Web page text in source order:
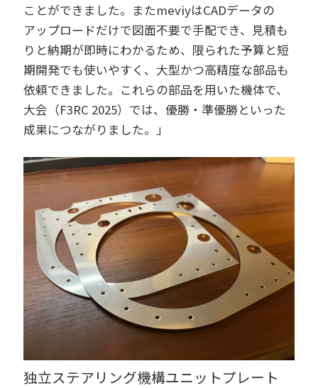
ことができました。またmeviyはCADデータの
アップロードだけで図面不要で手配でき、見積も
りと納期が即時にわかるため、限られた予算と短
期開発でも使いやすく、大型かつ高精度な部品も
依頼できました。これらの部品を用いた機体で、
大会（F3RC 2025）では、優勝・準優勝といった
成果につながりました。」
独立ステアリング機構ユニットプレート